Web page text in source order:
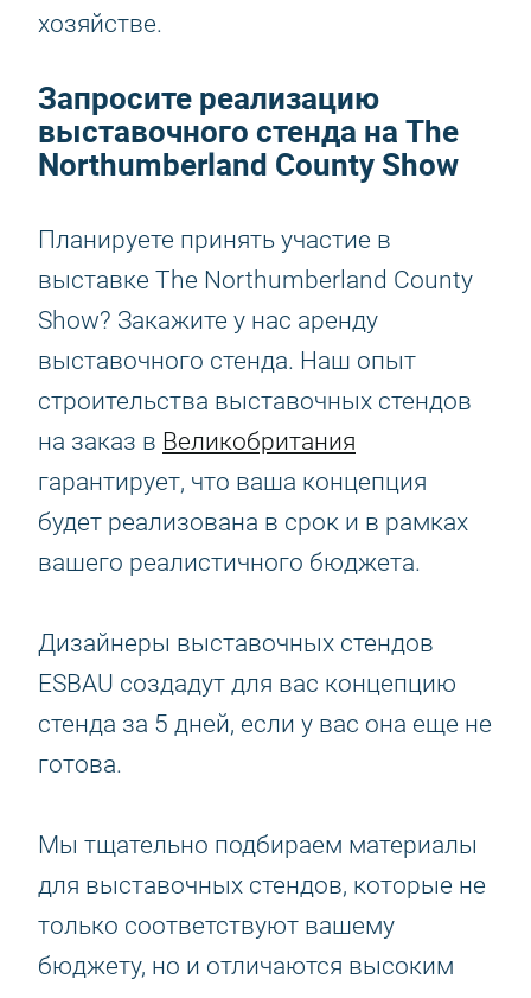
хозяйстве.
Запросите реализацию
выставочного стенда на The
Northumberland County Show
Планируете принять участие в
выставке The Northumberland County
Show? Закажите у нас аренду
выставочного стенда. Наш опыт
строительства выставочных стендов
на заказ в Великобритания
гарантирует, что ваша концепция
будет реализована в срок и в рамках
вашего реалистичного бюджета.
Дизайнеры выставочных стендов
ESBAU создадут для вас концепцию
стенда за 5 дней, если у вас она еще не
готова.
Мы тщательно подбираем материалы
для выставочных стендов, которые не
только соответствуют вашему
бюджету, но и отличаются высоким